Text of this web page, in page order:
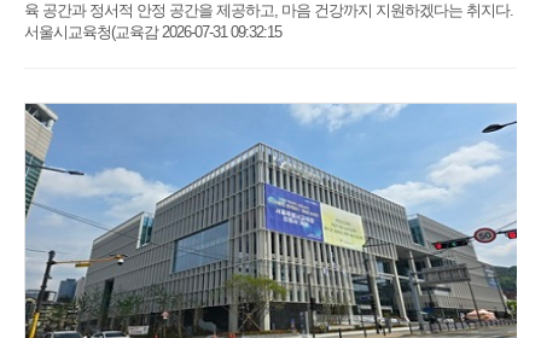
육 공간과 정서적 안정 공간을 제공하고, 마음 건강까지 지원하겠다는 취지다.
서울시교육청(교육감 2026-07-31 09:32:15